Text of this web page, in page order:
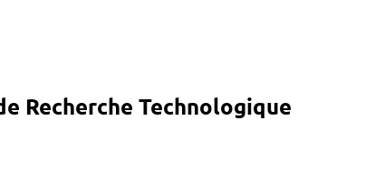
Recherche Technologique